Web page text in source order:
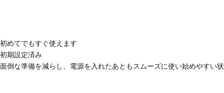
初めてでもすぐ使えます
初期設定済み
面倒な準備を減らし、電源を入れたあともスムーズに使い始めやすい